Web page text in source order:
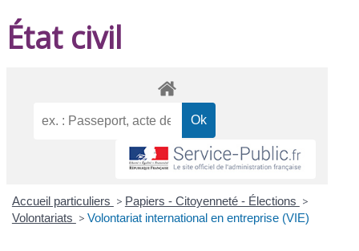
État civil
Accueil particuliers > Papiers - Citoyenneté - Élections >
Volontariats > Volontariat international en entreprise (VIE)